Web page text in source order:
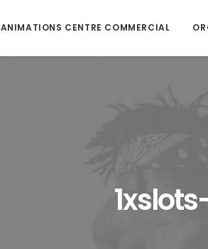
ANIMATIONS CENTRE COMMERCIAL